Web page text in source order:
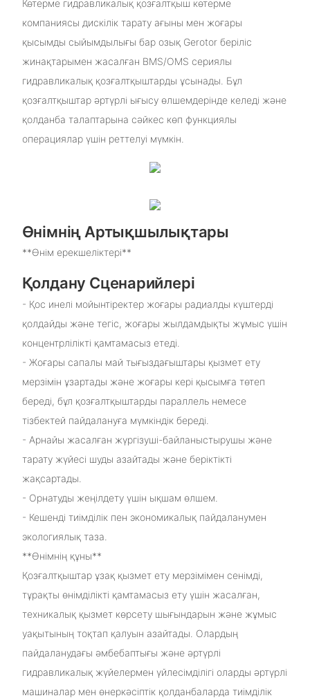
Көтерме гидравликалық қозғалтқыш көтерме
компаниясы дискілік тарату ағыны мен жоғары
қысымды сыйымдылығы бар озық Gerotor беріліс
жинақтарымен жасалған BMS/OMS сериялы
гидравликалық қозғалтқыштарды ұсынады. Бұл
қозғалтқыштар әртүрлі ығысу өлшемдерінде келеді және
қолданба талаптарына сәйкес көп функциялы
операциялар үшін реттелуі мүмкін.
Өнімнің Артықшылықтары
**Өнім ерекшеліктері**
Қолдану Сценарийлері
- Қос инелі мойынтіректер жоғары радиалды күштерді
қолдайды және тегіс, жоғары жылдамдықты жұмыс үшін
концентрлілікті қамтамасыз етеді.
- Жоғары сапалы май тығыздағыштары қызмет ету
мерзімін ұзартады және жоғары кері қысымға төтеп
береді, бұл қозғалтқыштарды параллель немесе
тізбектей пайдалануға мүмкіндік береді.
- Арнайы жасалған жүргізуші-байланыстырушы және
тарату жүйесі шуды азайтады және беріктікті
жақсартады.
- Орнатуды жеңілдету үшін ықшам өлшем.
- Кешенді тиімділік пен экономикалық пайдаланумен
экологиялық таза.
**Өнімнің құны**
Қозғалтқыштар ұзақ қызмет ету мерзімімен сенімді,
тұрақты өнімділікті қамтамасыз ету үшін жасалған,
техникалық қызмет көрсету шығындарын және жұмыс
уақытының тоқтап қалуын азайтады. Олардың
пайдаланудағы әмбебаптығы және әртүрлі
гидравликалық жүйелермен үйлесімділігі оларды әртүрлі
машиналар мен өнеркәсіптік қолданбаларда тиімділік